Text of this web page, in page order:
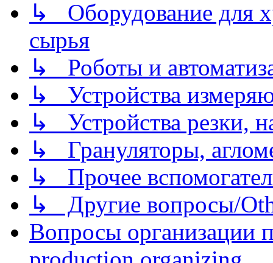
↳ Оборудование для
сырья
↳ Роботы и
↳ Устройства
↳ Устройства резки,
↳ Грануляторы,
↳ Прочее
↳ Другие вопросы/
Вопросы организации